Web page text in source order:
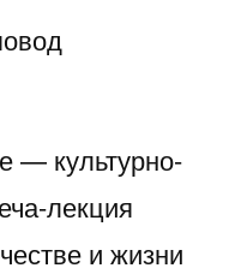
— культурно-
лекция
и жизни